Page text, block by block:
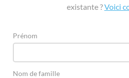
existante ?Voici
Prénom
Nom de famille